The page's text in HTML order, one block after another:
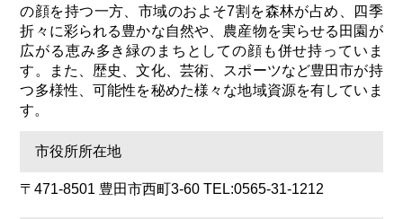
の顔を持つ一方、市域のおよそ7割を森林が占め、四季
折々に彩られる豊かな自然や、農産物を実らせる田園が
広がる恵み多き緑のまちとしての顔も併せ持っていま
す。また、歴史、文化、芸術、スポーツなど豊田市が持
つ多様性、可能性を秘めた様々な地域資源を有していま
す。
市役所所在地
〒471-8501 豊田市西町3-60 TEL:0565-31-1212